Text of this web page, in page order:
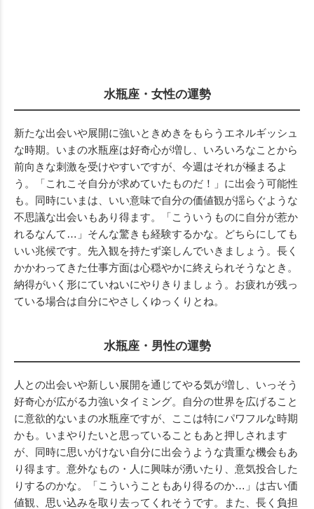
水瓶座・女性の運勢
新たな出会いや展開に強いときめきをもらうエネルギッシュ
な時期。いまの水瓶座は好奇心が増し、いろいろなことから
前向きな刺激を受けやすいですが、今週はそれが極まるよ
う。「これこそ自分が求めていたものだ！」に出会う可能性
も。同時にいまは、いい意味で自分の価値観が揺らぐような
不思議な出会いもあり得ます。「こういうものに自分が惹か
れるなんて…」そんな驚きも経験するかな。どちらにしても
いい兆候です。先入観を持たず楽しんでいきましょう。長く
かかわってきた仕事方面は心穏やかに終えられそうなとき。
納得がいく形にていねいにやりきりましょう。お疲れが残っ
ている場合は自分にやさしくゆっくりとね。
水瓶座・男性の運勢
人との出会いや新しい展開を通じてやる気が増し、いっそう
好奇心が広がる力強いタイミング。自分の世界を広げること
に意欲的ないまの水瓶座ですが、ここは特にパワフルな時期
かも。いまやりたいと思っていることもあと押しされます
が、同時に思いがけない自分に出会うような貴重な機会もあ
り得ます。意外なもの・人に興味が湧いたり、意気投合した
りするのかな。「こういうこともあり得るのか…」は古い価
値観、思い込みを取り去ってくれそうです。また、長く負担